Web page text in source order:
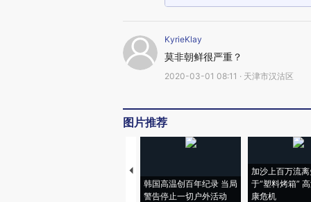
KyrieKlay
莫非朝鲜很严重？
2020-03-01 08:11 · 天津市汉沽区
图片推荐
韩国高温创百年纪录 当局
警告停止一切户外活动
加沙上百万流
于“塑料烤箱”
康危机